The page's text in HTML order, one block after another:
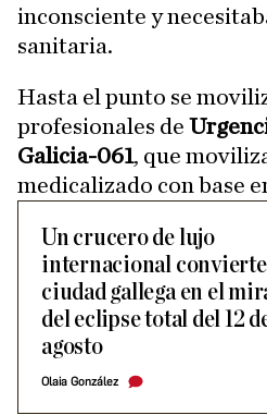
inconsciente y
sanitaria.
Hasta el punto se
profesionales de
Galicia-061, que
medicalizado con base
Un crucero de lujo
internacional convierte
ciudad gallega en el
del eclipse total del 12
agosto
Olaia González